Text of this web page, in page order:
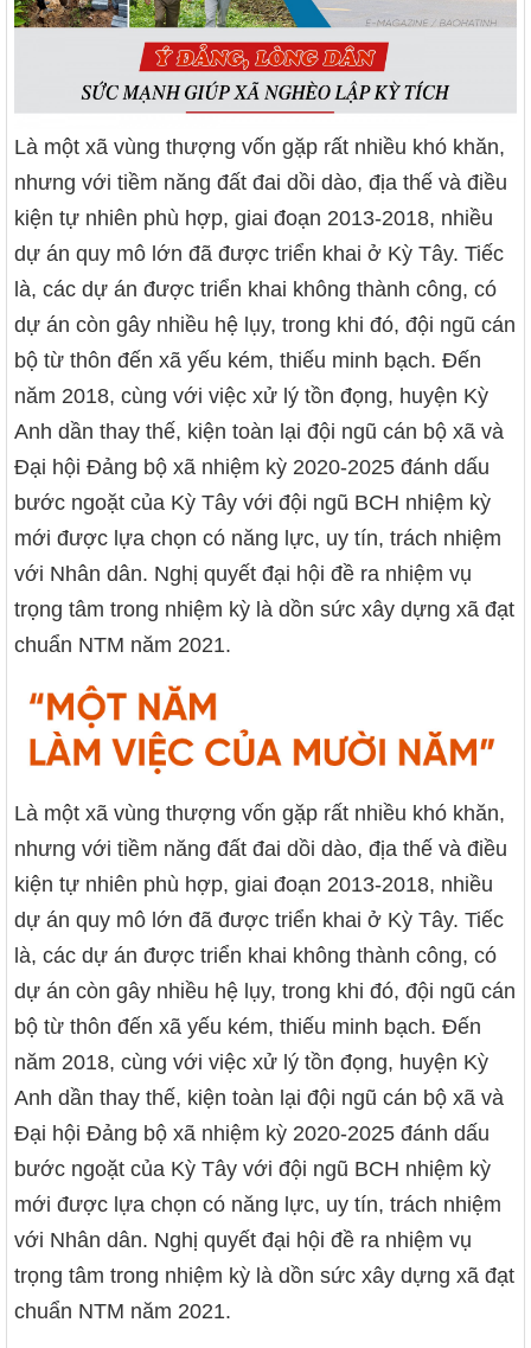
Là một xã vùng thượng vốn gặp rất nhiều khó khăn,
nhưng với tiềm năng đất đai dồi dào, địa thế và điều
kiện tự nhiên phù hợp, giai đoạn 2013-2018, nhiều
dự án quy mô lớn đã được triển khai ở Kỳ Tây. Tiếc
là, các dự án được triển khai không thành công, có
dự án còn gây nhiều hệ lụy, trong khi đó, đội ngũ cán
bộ từ thôn đến xã yếu kém, thiếu minh bạch. Đến
năm 2018, cùng với việc xử lý tồn đọng, huyện Kỳ
Anh dần thay thế, kiện toàn lại đội ngũ cán bộ xã và
Đại hội Đảng bộ xã nhiệm kỳ 2020-2025 đánh dấu
bước ngoặt của Kỳ Tây với đội ngũ BCH nhiệm kỳ
mới được lựa chọn có năng lực, uy tín, trách nhiệm
với Nhân dân. Nghị quyết đại hội đề ra nhiệm vụ
trọng tâm trong nhiệm kỳ là dồn sức xây dựng xã đạt
chuẩn NTM năm 2021.
Là một xã vùng thượng vốn gặp rất nhiều khó khăn,
nhưng với tiềm năng đất đai dồi dào, địa thế và điều
kiện tự nhiên phù hợp, giai đoạn 2013-2018, nhiều
dự án quy mô lớn đã được triển khai ở Kỳ Tây. Tiếc
là, các dự án được triển khai không thành công, có
dự án còn gây nhiều hệ lụy, trong khi đó, đội ngũ cán
bộ từ thôn đến xã yếu kém, thiếu minh bạch. Đến
năm 2018, cùng với việc xử lý tồn đọng, huyện Kỳ
Anh dần thay thế, kiện toàn lại đội ngũ cán bộ xã và
Đại hội Đảng bộ xã nhiệm kỳ 2020-2025 đánh dấu
bước ngoặt của Kỳ Tây với đội ngũ BCH nhiệm kỳ
mới được lựa chọn có năng lực, uy tín, trách nhiệm
với Nhân dân. Nghị quyết đại hội đề ra nhiệm vụ
trọng tâm trong nhiệm kỳ là dồn sức xây dựng xã đạt
chuẩn NTM năm 2021.